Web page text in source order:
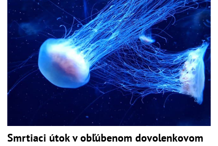
Smrtiaci útok v obľúbenom dovolenkovom